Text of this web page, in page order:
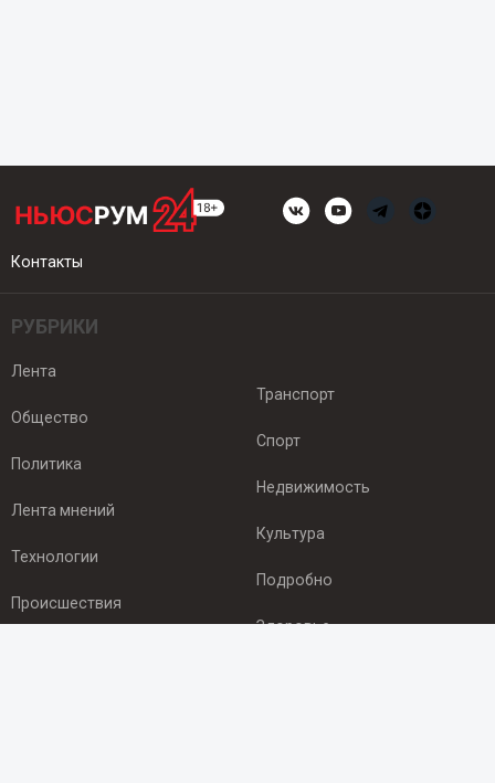
Контакты
РУБРИКИ
Лента
Общество
Политика
Лента мнений
Технологии
Происшествия
Транспорт
Спорт
Недвижимость
Культура
Подробно
Здоровье